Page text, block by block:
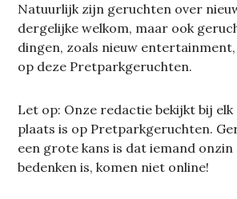
Natuurlijk zijn geruchten over
dergelijke welkom, maar ook
dingen, zoals nieuw entertainment,
op deze Pretparkgeruchten.
Let op: Onze redactie bekijkt bij
plaats is op Pretparkgeruchten.
een grote kans is dat iemand onzin
bedenken is, komen niet online!